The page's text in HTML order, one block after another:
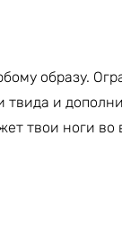
образу.
и
твои ноги во